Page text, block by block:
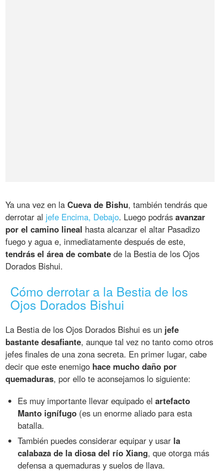
Ya una vez en laCueva de Bishu, también tendrás que
derrotar al jefe Encima, Debajo. Luego podrásavanzar
por el camino lineal hasta alcanzar el altar Pasadizo
fuego y agua e, inmediatamente después de este,
tendrás el área de combate de la Bestia de los Ojos
Dorados Bishui.
Cómo derrotar a la Bestia de los
Ojos Dorados Bishui
La Bestia de los Ojos Dorados Bishui es un jefe
bastante desafiante, aunque tal vez no tanto como otros
jefes finales de una zona secreta. En primer lugar, cabe
decir que este enemigo hace mucho daño por
quemaduras, por ello te aconsejamos lo siguiente:
Es muy importante llevar equipado elartefacto
Manto ignífugo (es un enorme aliado para esta
batalla.
También puedes considerar equipar y usar la
calabaza de la diosa del río Xiang, que otorga más
defensa a quemaduras y suelos de llava.